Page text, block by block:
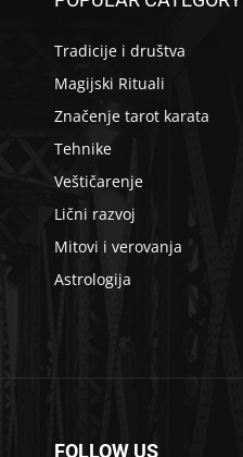
Tradicije i društva
Magijski Rituali
Značenje tarot karata
Tehnike
Veštičarenje
Lični razvoj
Mitovi i verovanja
Astrologija
FOLLOW US